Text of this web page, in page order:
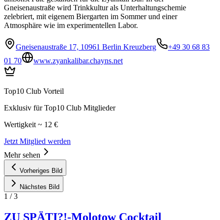
Gneisenaustraße wird Trinkkultur als Unterhaltungschemie
zelebriert, mit eigenem Biergarten im Sommer und einer
Atmosphäre wie im experimentellen Labor.
Gneisenaustraße 17, 10961 Berlin Kreuzberg
+49 30 68 83
01 70
www.zyankalibar.chayns.net
Top10 Club Vorteil
Exklusiv für Top10 Club Mitglieder
Wertigkeit ~ 12 €
Jetzt Mitglied werden
Mehr sehen
Vorheriges Bild
Nächstes Bild
1 /3
ZU SPÄTI?!-Molotow Cocktail